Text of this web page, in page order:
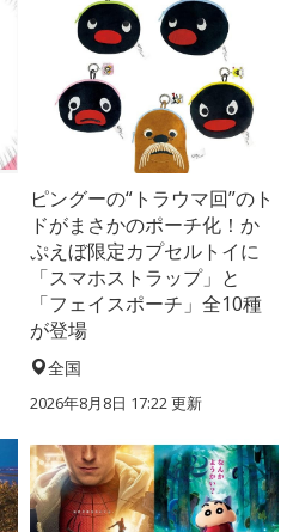
ピングーの“トラウマ回”のト
ドがまさかのポーチ化！か
ぷえぼ限定カプセルトイに
「スマホストラップ」と
「フェイスポーチ」全10種
が登場
全国
2026年8月8日 17:22更新